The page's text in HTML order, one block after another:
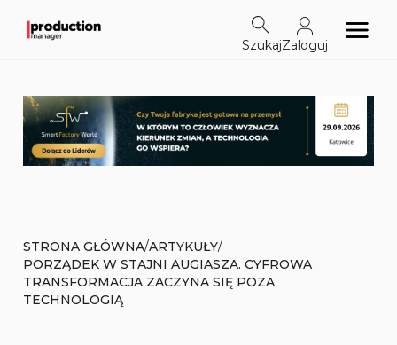
SzukajZaloguj
STRONA GŁÓWNA/ARTYKUŁY/
PORZĄDEK W STAJNI AUGIASZA. CYFROWA
TRANSFORMACJA ZACZYNA SIĘ POZA
TECHNOLOGIĄ